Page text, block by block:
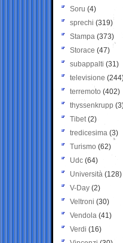
Soru (4)
sprechi (319)
Stampa (373)
Storace (47)
subappalti (31)
televisione
terremoto (402)
thyssenkrupp
Tibet(2)
tredicesima (3)
Turismo (62)
Udc (64)
Università (128)
V-Day (2)
Veltroni (30)
Vendola (41)
Verdi (16)